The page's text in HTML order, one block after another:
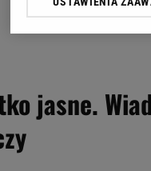
jasne.
Klikając „Akceptuję”
Zaufanych Partnerów i
My, nasi Zaufani